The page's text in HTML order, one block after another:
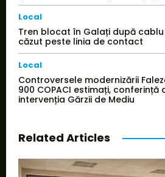
Local
Tren blocat în Galați după cablu
căzut peste linia de contact
Local
Controversele modernizării
900 COPACI estimați, conferință
intervenția Gărzii de Mediu
Related Articles